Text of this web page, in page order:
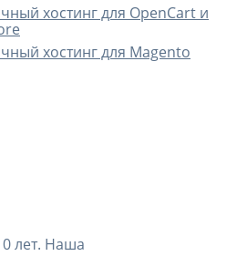
хостинг для OpenCart и
хостинг для Magento
лет. Наша